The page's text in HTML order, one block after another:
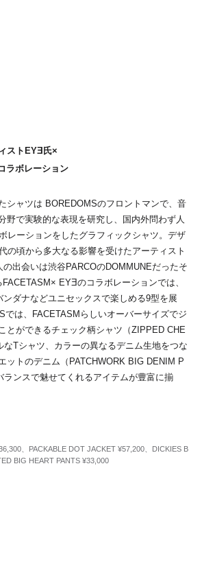
ストEYƎ氏×
ラボレーション
シャツは BOREDOMSのフロントマンで、音
野で実験的な表現を研究し、国内外問わず人
レーションをしたグラフィックシャツ。デザ
の頃から多大なる影響を受けたアーティスト
出会いは渋谷PARCOのDOMMUNEだったそ
EYƎのコラボレーションでは、
ダナなどユニセックスで楽しめる9型を展
では、FACETASMらしいオーバーサイズでジ
とができるチェック柄シャツ（ZIPPED CHE
なTシャツ、カラーの異なるデニム生地をつな
ットのデニム（PATCHWORK BIG DENIM P
ランスで魅せてくれるアイテムが豊富に揃
、PACKABLE DOT JACKET ¥57,200、DICKIES B
BIG HEART PANTS ¥33,000